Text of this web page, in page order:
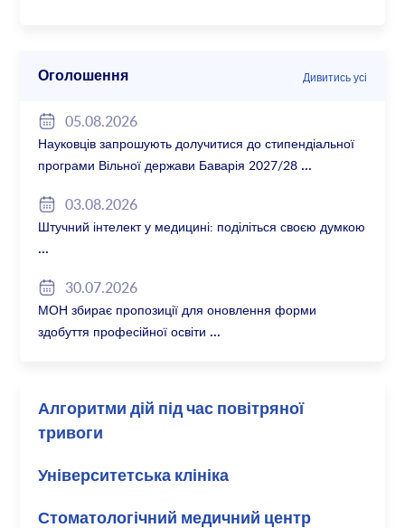
Оголошення Дивитись усі
05.08.2026
Науковців запрошують долучитися до стипендіальної
програми Вільної держави Баварія 2027/28
03.08.2026
Штучний інтелект у медицині: поділіться своєю думкою
30.07.2026
МОН збирає пропозиції для оновлення форми
здобуття професійної освіти
Алгоритми дій під час повітряної
тривоги
Університетська клініка
Стоматологічний медичний центр